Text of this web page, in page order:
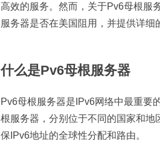
高效的服务。然而，关于Pv6母根服
服务器是否在美国阻用，并提供详细
什么是Pv6母根服务器
Pv6母根服务器是IPv6网络中最重要
根服务器，分别位于不同的国家和
保IPv6地址的全球性分配和路由。